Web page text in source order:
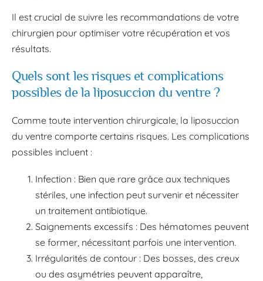
Il est crucial de suivre les recommandations de votre
chirurgien pour optimiser votre récupération et vos
résultats.
Quels sont les risques et complications
possibles de la liposuccion du ventre ?
Comme toute intervention chirurgicale, la liposuccion
du ventre comporte certains risques. Les complications
possibles incluent :
Infection : Bien que rare grâce aux techniques
stériles, une infection peut survenir et nécessiter
un traitement antibiotique.
Saignements excessifs : Des hématomes peuvent
se former, nécessitant parfois une intervention.
Irrégularités de contour : Des bosses, des creux
ou des asymétries peuvent apparaître,